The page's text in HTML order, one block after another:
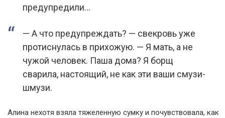
предупредили…
— А что предупреждать? — свекровь уже
протиснулась в прихожую. — Я мать, а не
чужой человек. Паша дома? Я борщ
сварила, настоящий, не как эти ваши смузи-
шмузи.
Алина нехотя взяла тяжеленную сумку и почувствовала, как